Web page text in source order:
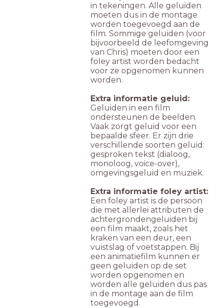
in tekeningen. Alle geluiden
moeten dus in de montage
worden toegevoegd aan de
film. Sommige geluiden (voor
bijvoorbeeld de leefomgeving
van Chris) moeten door een
foley artist worden bedacht
voor ze opgenomen kunnen
worden.
Extra informatie geluid:
Geluiden in een film
ondersteunen de beelden.
Vaak zorgt geluid voor een
bepaalde sfeer. Er zijn drie
verschillende soorten geluid:
gesproken tekst (dialoog,
monoloog, voice-over),
omgevingsgeluid en muziek.
Extra informatie foley artist:
Een foley artist is de persoon
die met allerlei attributen de
achtergrondengeluiden bij
een film maakt, zoals het
kraken van een deur, een
vuistslag of voetstappen. Bij
een animatiefilm kunnen er
geen geluiden op de set
worden opgenomen en
worden alle geluiden dus pas
in de montage aan de film
toegevoegd.